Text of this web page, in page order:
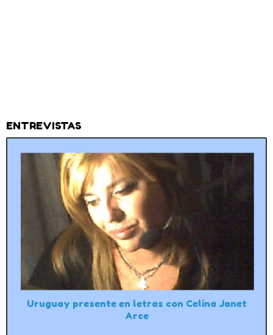
ENTREVISTAS
Uruguay presente en letras con Celina Janet
Arce